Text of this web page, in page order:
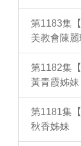
第1183集
美教會陳
第1182集
黃青霞姊妹
第1181集
秋香姊妹